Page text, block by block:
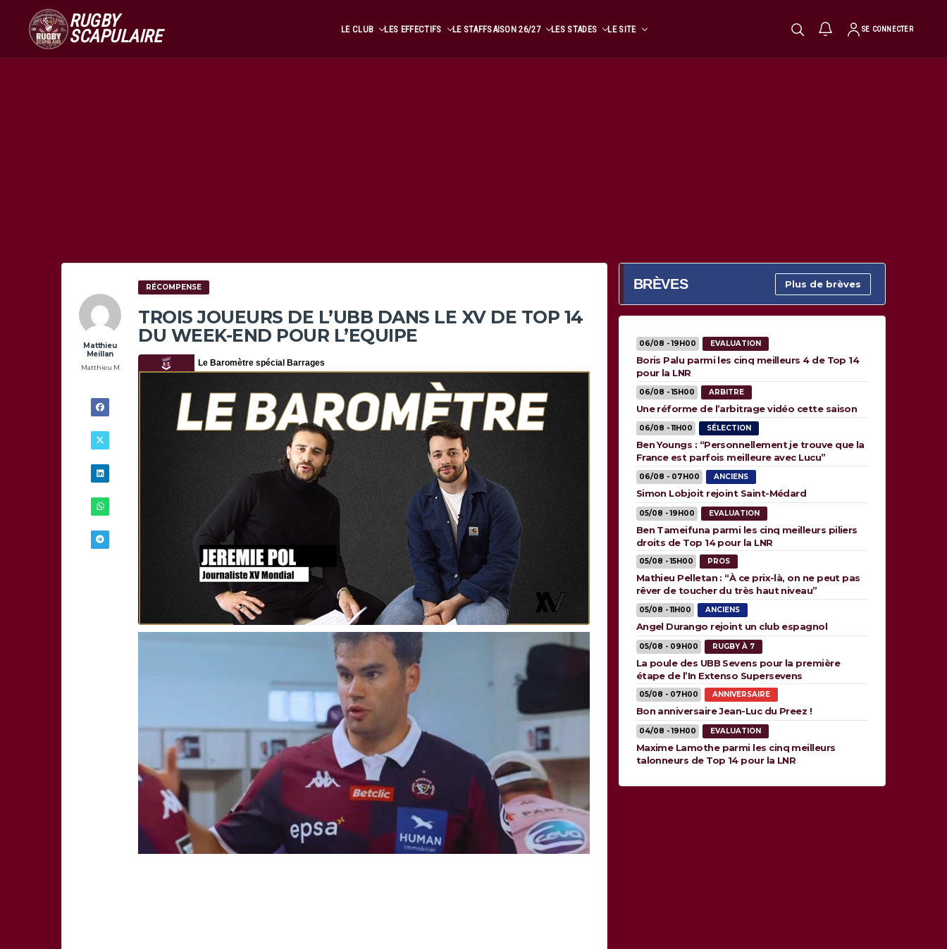
RUGBY
SCAPULAIRE LE CLUB LES EFFECTIFS LE STAFFSAISON 26/27 LES STADES LE SITE SE CONNECTER
Matthieu
Meillan
Matthieu M
RÉCOMPENSE
TROIS JOUEURS DE L’UBB DANS LE XV DE TOP 14
DU WEEK-END POUR L’EQUIPE
BRÈVES Plus de brèves
06/08 - 19H00 EVALUATION
Boris Palu parmi les cinq meilleurs 4 de Top 14
pour la LNR
06/08 - 15H00 ARBITRE
Une réforme de l’arbitrage vidéo cette saison
06/08 - 11H00 SÉLECTION
Ben Youngs : “Personnellement je trouve que la
France est parfois meilleure avec Lucu”
06/08 - 07H00 ANCIENS
Simon Lobjoit rejoint Saint-Médard
05/08 - 19H00 EVALUATION
Ben Tameifuna parmi les cinq meilleurs piliers
droits de Top 14 pour la LNR
05/08 - 15H00 PROS
Mathieu Pelletan : “À ce prix-là, on ne peut pas
rêver de toucher du très haut niveau”
05/08 - 11H00 ANCIENS
Angel Durango rejoint un club espagnol
05/08 - 09H00 RUGBY À 7
La poule des UBB Sevens pour la première
étape de l’In Extenso Supersevens
05/08 - 07H00 ANNIVERSAIRE
Bon anniversaire Jean-Luc du Preez !
04/08 - 19H00 EVALUATION
Maxime Lamothe parmi les cinq meilleurs
talonneurs de Top 14 pour la LNR